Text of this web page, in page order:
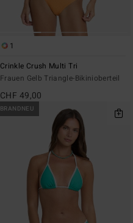
1
Crinkle Crush Multi Tri
Frauen Gelb Triangle-Bikinioberteil
CHF 49,00
BRANDNEU